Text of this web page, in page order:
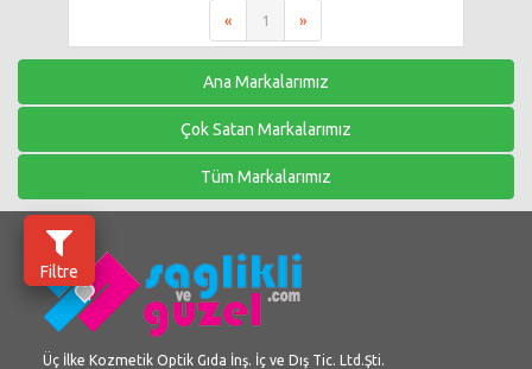
« 1 »
Filtre
Ana Markalarımız
Çok Satan Markalarımız
Tüm Markalarımız
Üç İlke Kozmetik Optik Gıda İnş. İç ve Dış Tic. Ltd.Şti.